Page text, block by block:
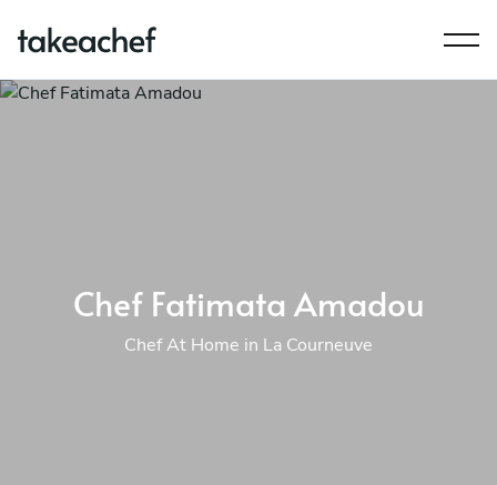
Chef Fatimata Amadou
Chef At Home in La Courneuve